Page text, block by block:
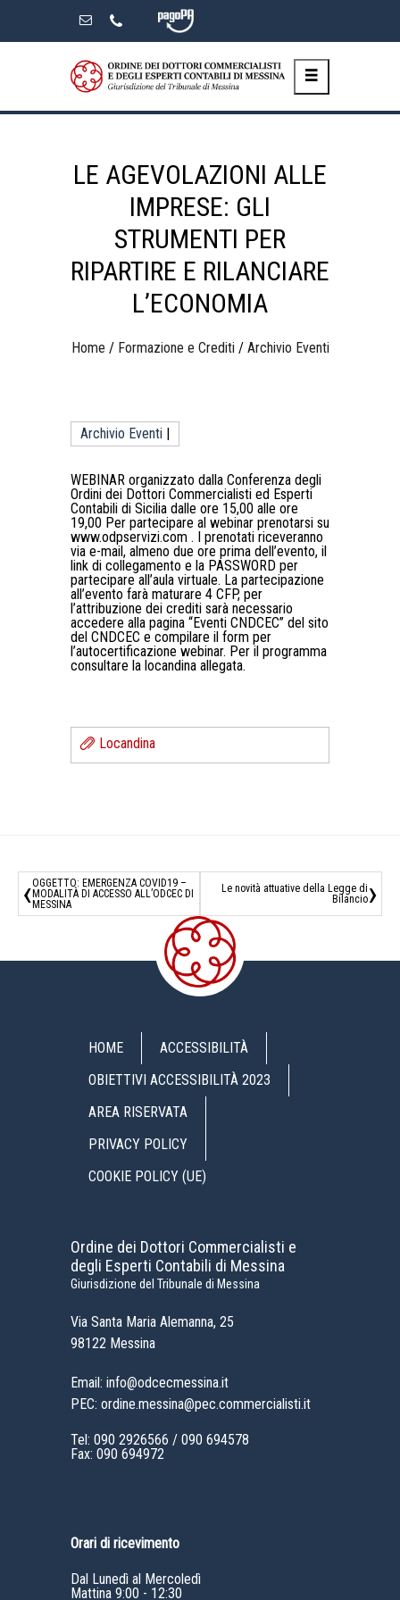
LE AGEVOLAZIONI ALLE
IMPRESE: GLI
STRUMENTI PER
RIPARTIRE E RILANCIARE
L’ECONOMIA
Home / Formazione e Crediti / Archivio Eventi
Archivio Eventi
WEBINAR organizzato dalla Conferenza degli
Ordini dei Dottori Commercialisti ed Esperti
Contabili di Sicilia dalle ore 15,00 alle ore
19,00 Per partecipare al webinar prenotarsi su
www.odpservizi.com . I prenotati riceveranno
via e-mail, almeno due ore prima dell’evento, il
link di collegamento e la PASSWORD per
partecipare all’aula virtuale. La partecipazione
all’evento farà maturare 4 CFP, per
l’attribuzione dei crediti sarà necessario
accedere alla pagina “Eventi CNDCEC” del sito
del CNDCEC e compilare il form per
l’autocertificazione webinar. Per il programma
consultare la locandina allegata.
Locandina
‹OGGETTO: EMERGENZA COVID19 –
MODALITÀ DI ACCESSO ALL’ODCEC DI
MESSINA
Le novità attuative della Legge di
Bilancio›
HOME
ACCESSIBILITÀ
OBIETTIVI ACCESSIBILITÀ 2023
AREA RISERVATA
PRIVACY POLICY
COOKIE POLICY (UE)
Ordine dei Dottori Commercialisti e
degli Esperti Contabili di Messina
Giurisdizione del Tribunale di Messina
Via Santa Maria Alemanna, 25
98122 Messina
Email: info@odcecmessina.it
PEC: ordine.messina@pec.commercialisti.it
Tel: 090 2926566 / 090 694578
Fax: 090 694972
Orari di ricevimento
Dal Lunedì al Mercoledì
Mattina 9:00 - 12:30